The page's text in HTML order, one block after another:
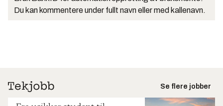
Du kan kommentere under fullt navn eller med kallenavn.
Se flere jobber